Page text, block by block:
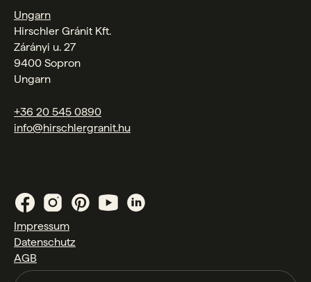
Ungarn
Hirschler Gránit Kft.
Zárányi u. 27
9400 Sopron
Ungarn
+36 20 545 0890
info@hirschlergranit.hu
Impressum
Datenschutz
AGB